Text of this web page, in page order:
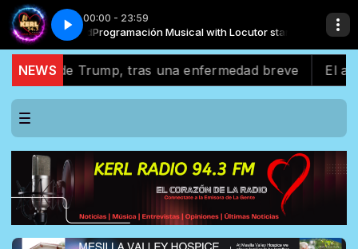
00:00 - 23:59
standard Programación Musical with Locutor standard
x Maluma Amor En Coma - MTZ Manuel Turizo x Maluma
NEWS
de Trump, tras una enfermedad breve El apoyo